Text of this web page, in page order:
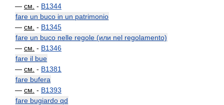
— см. - B1344
fare un buco in un patrimonio
— см. - B1345
fare un buco nelle regole (или nel regolamento)
— см. - B1346
fare il bue
— см. - B1381
fare bufera
— см. - B1393
fare bugiardo qd